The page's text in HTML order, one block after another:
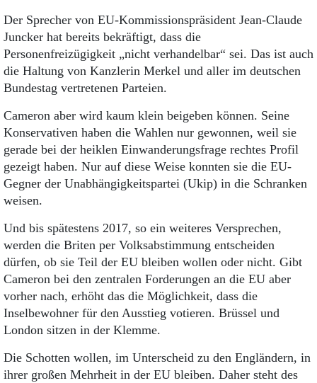
Der Sprecher von EU-Kommissionspräsident Jean-Claude
Juncker hat bereits bekräftigt, dass die
Personenfreizügigkeit „nicht verhandelbar“ sei. Das ist auch
die Haltung von Kanzlerin Merkel und aller im deutschen
Bundestag vertretenen Parteien.
Cameron aber wird kaum klein beigeben können. Seine
Konservativen haben die Wahlen nur gewonnen, weil sie
gerade bei der heiklen Einwanderungsfrage rechtes Profil
gezeigt haben. Nur auf diese Weise konnten sie die EU-
Gegner der Unabhängigkeitspartei (Ukip) in die Schranken
weisen.
Und bis spätestens 2017, so ein weiteres Versprechen,
werden die Briten per Volksabstimmung entscheiden
dürfen, ob sie Teil der EU bleiben wollen oder nicht. Gibt
Cameron bei den zentralen Forderungen an die EU aber
vorher nach, erhöht das die Möglichkeit, dass die
Inselbewohner für den Ausstieg votieren. Brüssel und
London sitzen in der Klemme.
Die Schotten wollen, im Unterscheid zu den Engländern, in
ihrer großen Mehrheit in der EU bleiben. Daher steht des